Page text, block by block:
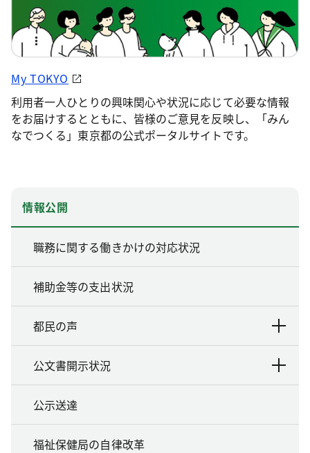
My TOKYO
利用者一人ひとりの興味関心や状況に応じて必要な情報
をお届けするとともに、皆様のご意見を反映し、「みん
なでつくる」東京都の公式ポータルサイトです。
情報公開
職務に関する働きかけの対応状況
補助金等の支出状況
都民の声
公文書開示状況
公示送達
福祉保健局の自律改革